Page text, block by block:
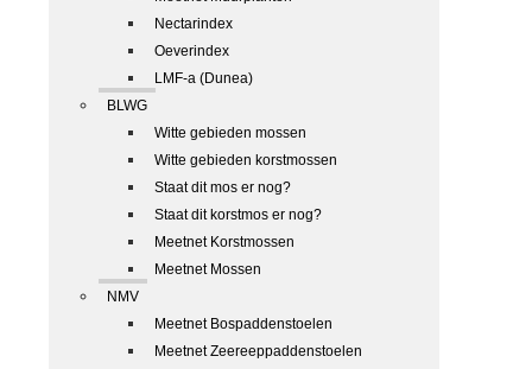
Nectarindex
Oeverindex
LMF-a (Dunea)
BLWG
Witte gebieden mossen
Witte gebieden korstmossen
Staat dit mos er nog?
Staat dit korstmos er nog?
Meetnet Korstmossen
Meetnet Mossen
NMV
Meetnet Bospaddenstoelen
Meetnet Zeereeppaddenstoelen